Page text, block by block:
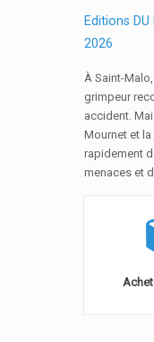
Editions DU
2026
À Saint-
grimpeur
accident.
Mournet et
rapidement
menaces et